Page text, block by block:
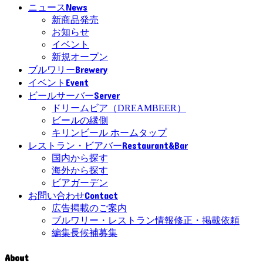
ニュースNews
新商品発売
お知らせ
イベント
新規オープン
ブルワリーBrewery
イベント Event
ビールサーバーServer
ドリームビア（DREAMBEER）
ビールの縁側
キリンビール ホームタップ
レストラン・ビアバーRestaurant&Bar
国内から探す
海外から探す
ビアガーデン
お問い合わせContact
広告掲載のご案内
ブルワリー・レストラン情報修正・掲載依頼
編集長候補募集
About